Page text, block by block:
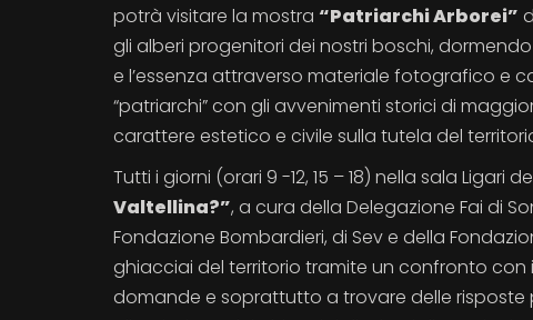
potrà visitare la mostra “Patriarchi Arborei”
gli alberi progenitori dei nostri boschi,
e l’essenza attraverso materiale fotografico e
“patriarchi” con gli avvenimenti storici di
carattere estetico e civile sulla tutela del
Tutti i giorni (orari 9 -12, 15 – 18) nella sala Ligari
Valtellina?”, a cura della Delegazione Fai di
Fondazione Bombardieri, di Sev e della
ghiacciai del territorio tramite un confronto
domande e soprattutto a trovare delle risposte